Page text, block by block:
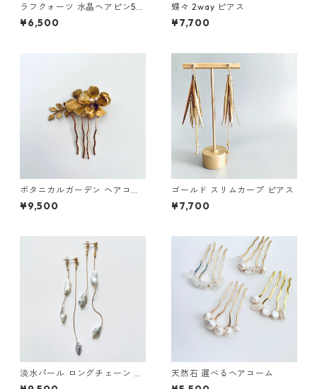
ラフクォーツ 水晶ヘアピン5本
セット
¥6,500
蝶々 2way ピアス
¥7,700
ボタニカルガーデン ヘアコー
ム
¥9,500
ゴールド スリムカープ ピアス
¥7,700
淡水パール ロングチェーン ピ
アス
天然石 選べるヘアコーム